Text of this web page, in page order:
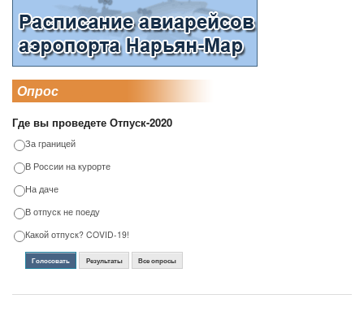
Опрос
Где вы проведете Отпуск-2020
За границей
В России на курорте
На даче
В отпуск не поеду
Какой отпуск? COVID-19!
Голосовать Результаты Все опросы